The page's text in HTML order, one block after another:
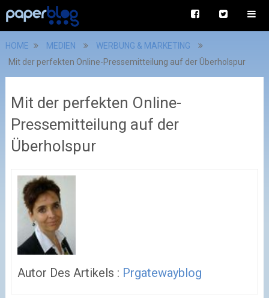
HOME MEDIEN
WERBUNG & MARKETING
Mit der perfekten Online-Pressemitteilung auf der Überholspur
Mit der perfekten Online-
Pressemitteilung auf der
Überholspur
Autor Des Artikels : Prgatewayblog